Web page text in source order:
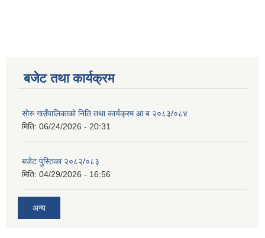
बजेट तथा कार्यक्रम
सोरु गाउँपालिकाको निति तथा कार्यक्रम आ ब २०८३/०८४
मिति: 06/24/2026 - 20:31
बजेट पुस्तिका २०८२/०८३
मिति: 04/29/2026 - 16:56
अन्य